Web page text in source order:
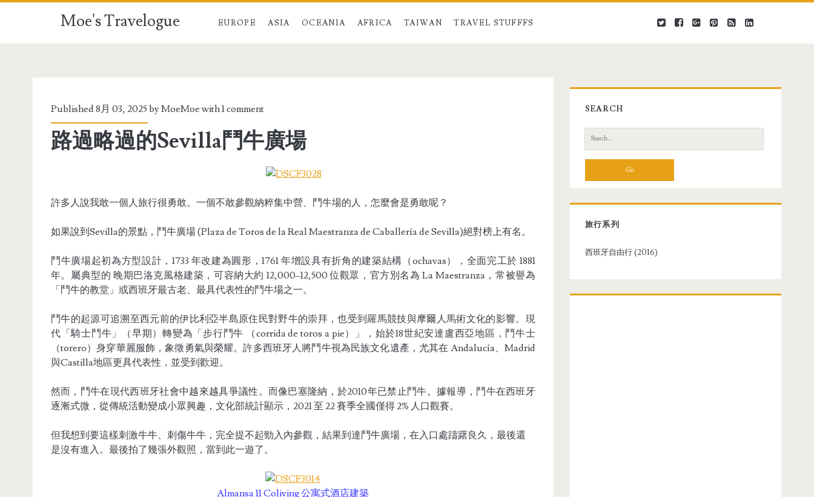
Moe's Travelogue EUROPE ASIA OCEANIA AFRICA TAIWAN TRAVEL STUFFFS
Published 8月 03, 2025 byMoeMoewith1 comment
路過略過的Sevilla鬥牛廣場
許多人說我敢一個人旅行很勇敢。一個不敢參觀納粹集中營、鬥牛場的人，怎麼會是勇敢呢？
如果說到Sevilla的景點，鬥牛廣場 (Plaza de Toros de la Real Maestranza de Caballería de Sevilla)絕對榜上有名。
鬥牛廣場起初為方型設計，1733 年改建為圓形，1761 年增設具有折角的建築結構（ochavas），全面完工於 1881
年。屬典型的 晚期巴洛克風格建築，可容納大約 12,000–12,500 位觀眾，官方別名為 La Maestranza，常被譽為
「鬥牛的教堂」或西班牙最古老、最具代表性的鬥牛場之一。
鬥牛的起源可追溯至西元前的伊比利亞半島原住民對野牛的崇拜，也受到羅馬競技與摩爾人馬術文化的影響。現
代「騎士鬥牛」（早期）轉變為「步行鬥牛 （corrida de toros a pie）」，始於18世紀安達盧西亞地區，鬥牛士
（torero）身穿華麗服飾，象徵勇氣與榮耀。許多西班牙人將鬥牛視為民族文化遺產，尤其在 Andalucía、Madrid
與Castilla地區更具代表性，並受到歡迎。
然而，鬥牛在現代西班牙社會中越來越具爭議性。而像巴塞隆納，於2010年已禁止鬥牛。據報導，鬥牛在西班牙
逐漸式微，從傳統活動變成小眾興趣，文化部統計顯示，2021 至 22 賽季全國僅得 2% 人口觀賽。
但我想到要這樣刺激牛牛、刺傷牛牛，完全提不起勁入內參觀，結果到達鬥牛廣場，在入口處躊躇良久，最後還
是沒有進入。最後拍了幾張外觀照，當到此一遊了。
Almansa 11 Coliving 公寓式酒店建築
SEARCH
e
r
h
f
r
旅行系列
西班牙自由行 (2016)